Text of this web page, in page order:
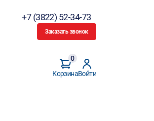
+7 (3822) 52-34-73
Заказать звонок
Корзина
0
Войти